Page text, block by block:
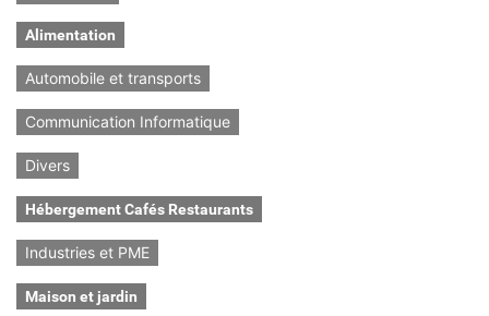
Alimentation
Automobile et transports
Communication Informatique
Divers
Hébergement Cafés Restaurants
Industries et PME
Maison et jardin